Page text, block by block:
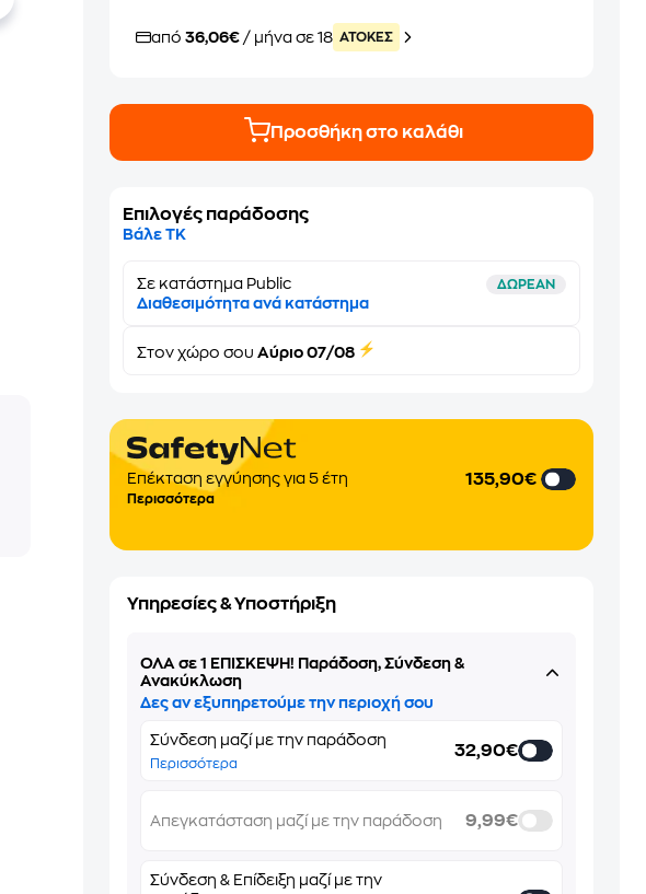
από36,06€ / μήνα σε 18 ATOKEΣ
Προσθήκη στο καλάθι
Επιλογές παράδοσης
Βάλε ΤΚ
Σε κατάστημα Public ΔΩΡΕΑΝ
Διαθεσιμότητα ανά κατάστημα
Στονχώρο σου Αύριο 07/08
Επέκταση εγγύησης για 5 έτη
Περισσότερα
135,90€
Υπηρεσίες & Υποστήριξη
ΌΛΑ σε 1 ΕΠΙΣΚΕΨΗ! Παράδοση, Σύνδεση &
Ανακύκλωση
Δες αν εξυπηρετούμε την περιοχή σου
Σύνδεση μαζί με την παράδοση
Περισσότερα
32,90€
Απεγκατάσταση μαζί με την παράδοση 9,99€
Σύνδεση & Επίδειξη μαζί με την